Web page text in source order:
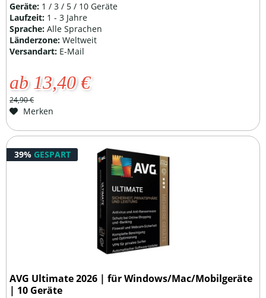
Geräte: 1 / 3 / 5 / 10 Geräte
Laufzeit: 1 - 3 Jahre
Sprache:Alle Sprachen
Länderzone:Weltweit
Versandart: E-Mail
ab 13,40 €
24,90 €
Merken
39% GESPART
AVG Ultimate 2026 | für Windows/Mac/Mobilgeräte
| 10 Geräte